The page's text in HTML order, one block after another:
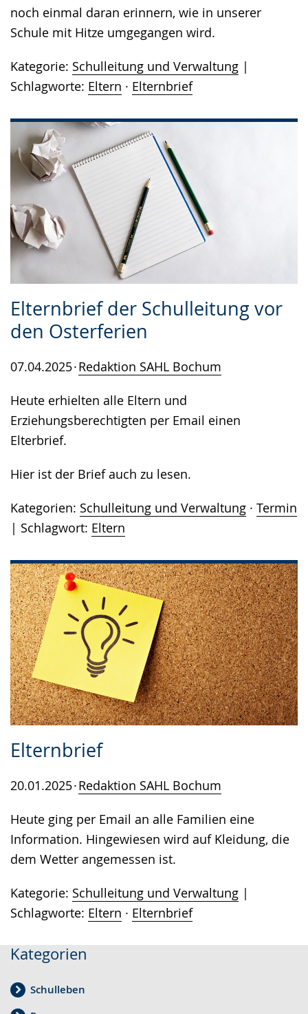
noch einmal daran erinnern, wie in unserer
Schule mit Hitze umgegangen wird.
Kategorie: Schulleitung und Verwaltung
Schlagworte: Eltern · Elternbrief
Elternbrief der Schulleitung vor
den Osterferien
07.04.2025 Redaktion SAHL Bochum
Heute erhielten alle Eltern und
Erziehungsberechtigten per Email einen
Elterbrief.
Hier ist der Brief auch zu lesen.
Kategorien: Schulleitung und Verwaltung · Termin
Schlagwort: Eltern
Elternbrief
20.01.2025 Redaktion SAHL Bochum
Heute ging per Email an alle Familien eine
Information. Hingewiesen wird auf Kleidung, die
dem Wetter angemessen ist.
Kategorie: Schulleitung und Verwaltung
Schlagworte: Eltern · Elternbrief
Kategorien
Schulleben